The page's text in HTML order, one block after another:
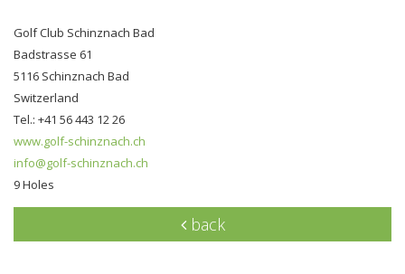
Golf Club Schinznach Bad
Badstrasse 61
5116 Schinznach Bad
Switzerland
Tel.: +41 56 443 12 26
www.golf-schinznach.ch
info@golf-schinznach.ch
9 Holes
back